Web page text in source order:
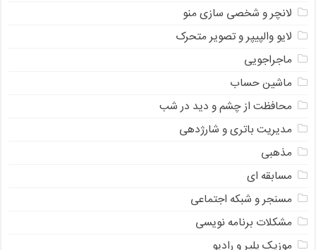
لانچر و شخصی سازی منو
لایو والپیپر و تصویر متحرک
ماجراجویی
ماشین حساب
محافظت از چشم و دید در شب
مدیریت باتری و شارژدهی
مذهبی
مسابقه ای
مسنجر و شبکه اجتماعی
مشکلات برنامه نویسی
موزیک پلیر و رادیو